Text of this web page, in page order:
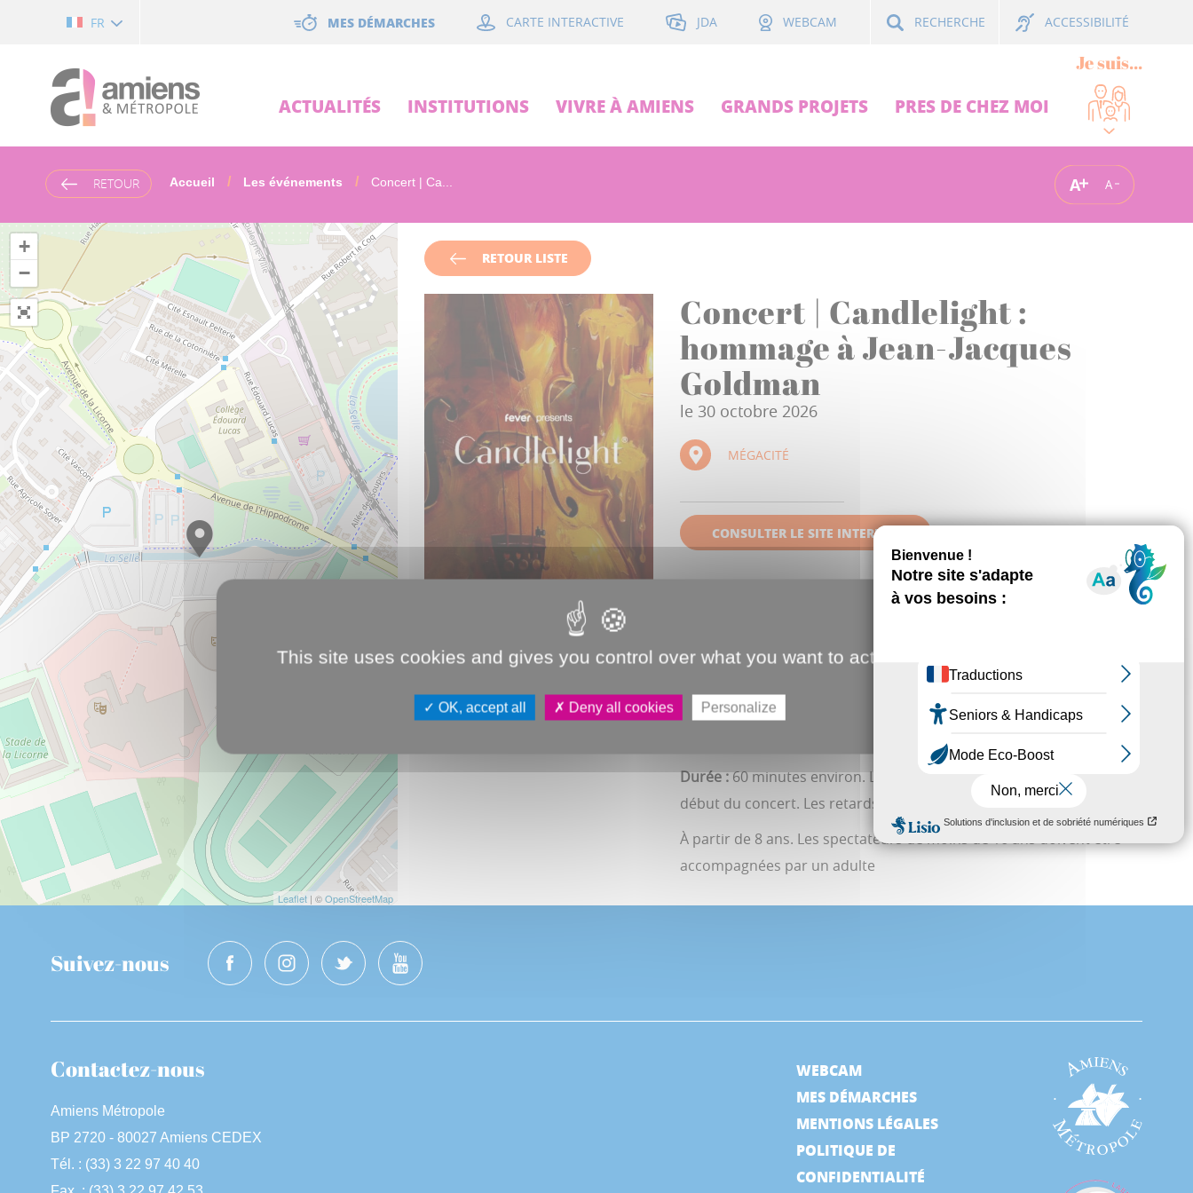
FR MES DÉMARCHES CARTE INTERACTIVE JDA WEBCAM RECHERCHE ACCESSIBILITÉ
ACTUALITÉS INSTITUTIONS VIVRE À AMIENS GRANDS PROJETS PRES DE CHEZ MOI
Je suis...
RETOUR Accueil Les événements Concert | Ca... A A
+
−
Leaflet| ©OpenStreetMap
RETOUR LISTE
Concert | Candlelight :
hommage à Jean-Jacques
Goldman
le 30 octobre 2026
MÉGACITÉ
CONSULTER LE SITE INTERNET
Candlelight t'offre des expériences musicales magiques dans de
Amiens !
Durée :60 minutes environ. Les portes ouvrent 30 minutes avant le
début du concert. Les retards ne seront pas permis
À partir de 8 ans. Les spectateurs de moins de 16 ans doivent être
accompagnées par un adulte
Suivez-nous
Contactez-nous
Amiens Métropole
BP 2720 - 80027 Amiens CEDEX
Tél. : (33) 3 22 97 40 40
WEBCAM
MES DÉMARCHES
MENTIONS LÉGALES
POLITIQUE DE
CONFIDENTIALITÉ
This site uses cookies and gives you control over what you want to activate
OK, accept all Deny all cookies Personalize